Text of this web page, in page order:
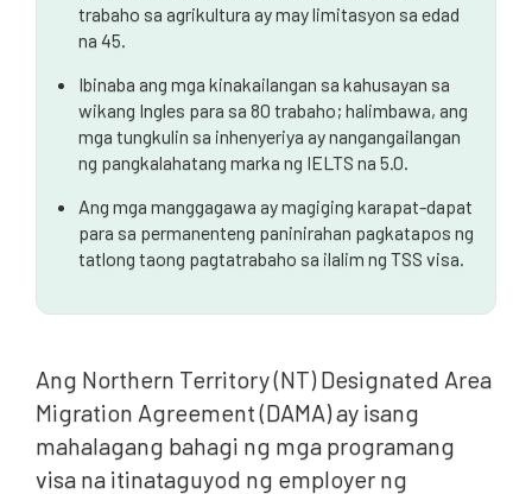
trabaho sa agrikultura ay may limitasyon sa edad
na 45.
Ibinaba ang mga kinakailangan sa kahusayan sa
wikang Ingles para sa 80 trabaho; halimbawa, ang
mga tungkulin sa inhenyeriya ay nangangailangan
ng pangkalahatang marka ng IELTS na 5.0.
Ang mga manggagawa ay magiging karapat-dapat
para sa permanenteng paninirahan pagkatapos ng
tatlong taong pagtatrabaho sa ilalim ng TSS visa.
Ang Northern Territory (NT) Designated Area
Migration Agreement (DAMA) ay isang
mahalagang bahagi ng mga programang
visa na itinataguyod ng employer ng